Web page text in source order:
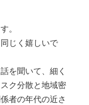
。
じく嬉しいで
を聞いて、細く
ク分散と地域密
者の年代の近さ